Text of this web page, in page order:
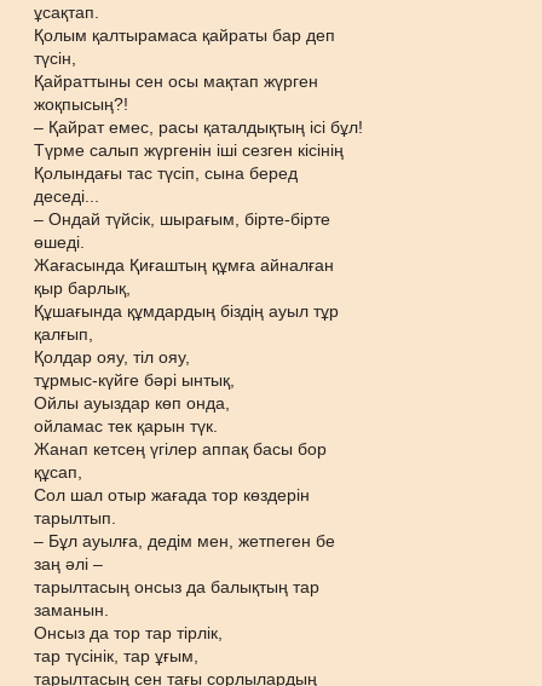
ұсақтап.
Қолым қалтырамаса қайраты бар деп
түсін,
Қайраттыны сен осы мақтап жүрген
жоқпысың?!
– Қайрат емес, расы қаталдықтың ісі бұл!
Түрме салып жүргенін іші сезген кісінің
Қолындағы тас түсіп, сына беред
деседі...
– Ондай түйсік, шырағым, бірте-бірте
өшеді.
Жағасында Қиғаштың құмға айналған
қыр барлық,
Құшағында құмдардың біздің ауыл тұр
қалғып,
Қолдар ояу, тіл ояу,
тұрмыс-күйге бәрі ынтық,
Ойлы ауыздар көп онда,
ойламас тек қарын түк.
Жанап кетсең үгілер аппақ басы бор
құсап,
Сол шал отыр жағада тор көздерін
тарылтып.
– Бұл ауылға, дедім мен, жетпеген бе
заң әлі –
тарылтасың онсыз да балықтың тар
заманын.
Онсыз да тор тар тірлік,
тар түсінік, тар ұғым,
тарылтасың сен тағы сорлылардың